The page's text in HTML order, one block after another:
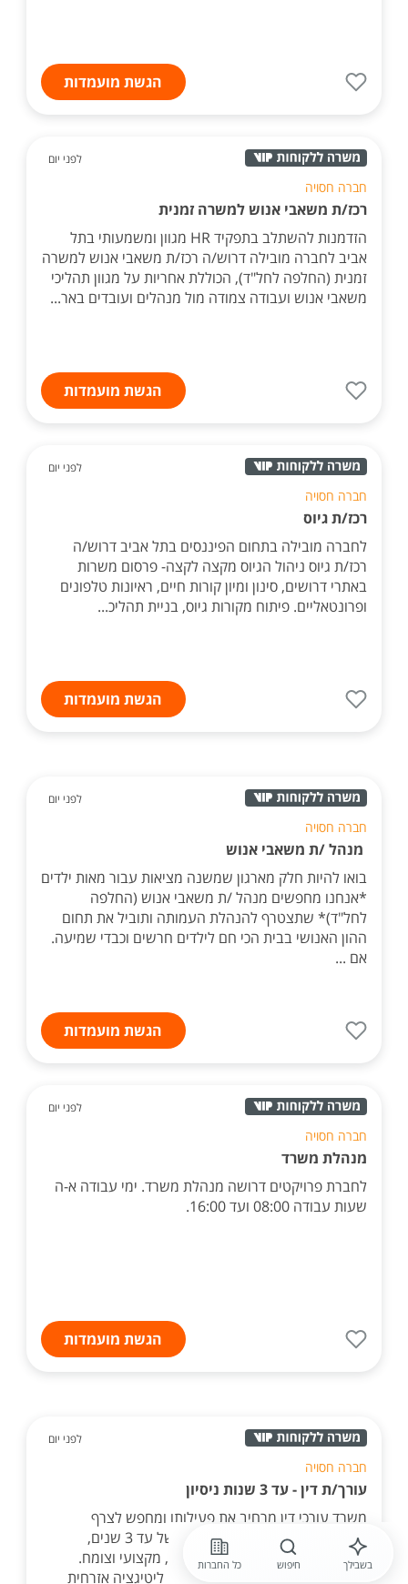
הגשת מועמדות
לפני יום
חברה חסויה
רכז/ת משאבי אנוש למשרה זמנית
הזדמנות להשתלב בתפקיד HR מגוון ומשמעותי בתל
אביב לחברה מובילה דרוש/ה רכז/ת משאבי אנוש למשרה
זמנית (החלפה לחל"ד), הכוללת אחריות על מגוון תהליכי
משאבי אנוש ועבודה צמודה מול מנהלים ועובדים באר...
הגשת מועמדות
לפני יום
חברה חסויה
רכז/ת גיוס
לחברה מובילה בתחום הפיננסים בתל אביב דרוש/ה
רכז/ת גיוס ניהול הגיוס מקצה לקצה- פרסום משרות
באתרי דרושים, סינון ומיון קורות חיים, ראיונות טלפונים
ופרונטאליים. פיתוח מקורות גיוס, בניית תהליכ...
הגשת מועמדות
לפני יום
חברה חסויה
מנהל /ת משאבי אנוש
בואו להיות חלק מארגון שמשנה מציאות עבור מאות ילדים
*אנחנו מחפשים מנהל /ת משאבי אנוש (החלפה
לחל"ד)* שתצטרף להנהלת העמותה ותוביל את תחום
ההון האנושי בבית הכי חם לילדים חרשים וכבדי שמיעה.
אם ...
הגשת מועמדות
לפני יום
חברה חסויה
מנהלת משרד
לחברת פרויקטים דרושה מנהלת משרד. ימי עבודה א-ה
שעות עבודה 08:00 ועד 16:00.
הגשת מועמדות
לפני יום
חברה חסויה
עורך/ת דין - עד 3 שנות ניסיון
משרד עורכי דין מרחיב את פעילותו ומחפש לצרף
לשורותיו עורך/ת דין בעל/ת ניסיון של עד 3 שנים,
המעוניין/ת להשתלב במשרד דינמי, מקצועי וצומח.
המשרד עוסק במגוון תחומים, ובהם ליטיגציה אזרחית
בשבילך חיפוש כל החברות